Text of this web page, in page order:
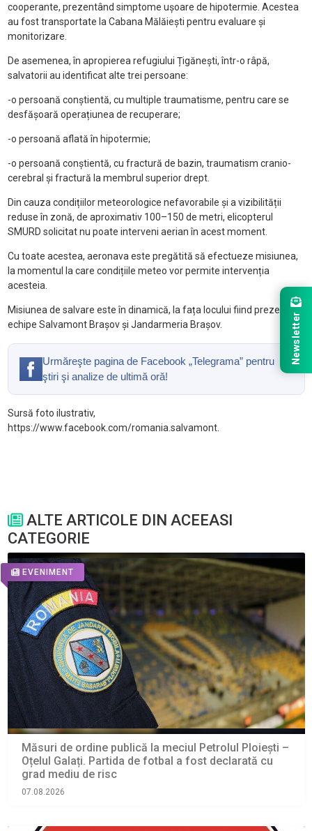
cooperante, prezentând simptome ușoare de hipotermie. Acestea
au fost transportate la Cabana Mălăiești pentru evaluare și
monitorizare.
De asemenea, în apropierea refugiului Țigănești, într-o râpă,
salvatorii au identificat alte trei persoane:
-o persoană conștientă, cu multiple traumatisme, pentru care se
desfășoară operațiunea de recuperare;
-o persoană aflată în hipotermie;
-o persoană conștientă, cu fractură de bazin, traumatism cranio-
cerebral și fractură la membrul superior drept.
Din cauza condițiilor meteorologice nefavorabile și a vizibilității
reduse în zonă, de aproximativ 100–150 de metri, elicopterul
SMURD solicitat nu poate interveni aerian în acest moment.
Cu toate acestea, aeronava este pregătită să efectueze misiunea,
la momentul la care condițiile meteo vor permite intervenția
acesteia.
Misiunea de salvare este în dinamică, la fața locului fiind prezente
echipe Salvamont Brașov și Jandarmeria Brașov.
Urmăreşte pagina de Facebook „Telegrama” pentru
ştiri şi analize de ultimă oră!
Sursă foto ilustrativ,
https://www.facebook.com/romania.salvamont.
ALTE ARTICOLE DIN ACEEASI
CATEGORIE
EVENIMENT
Măsuri de ordine publică la meciul Petrolul Ploiești –
Oțelul Galați. Partida de fotbal a fost declarată cu
grad mediu de risc
07.08.2026
Newsletter